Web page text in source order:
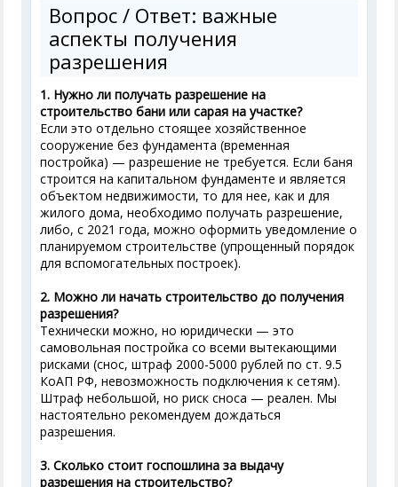
Вопрос / Ответ: важные
аспекты получения
разрешения
1. Нужно ли получать разрешение на
строительство бани или сарая на участке?
Если это отдельно стоящее хозяйственное
сооружение без фундамента (временная
постройка) — разрешение не требуется. Если баня
строится на капитальном фундаменте и является
объектом недвижимости, то для нее, как и для
жилого дома, необходимо получать разрешение,
либо, с 2021 года, можно оформить уведомление о
планируемом строительстве (упрощенный порядок
для вспомогательных построек).
2. Можно ли начать строительство до получения
разрешения?
Технически можно, но юридически — это
самовольная постройка со всеми вытекающими
рисками (снос, штраф 2000-5000 рублей по ст. 9.5
КоАП РФ, невозможность подключения к сетям).
Штраф небольшой, но риск сноса — реален. Мы
настоятельно рекомендуем дождаться
разрешения.
3. Сколько стоит госпошлина за выдачу
разрешения на строительство?